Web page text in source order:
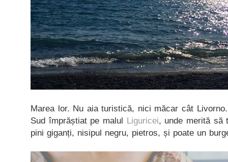
Marea lor. Nu aia turistică, nici măcar cât
Sud împrăștiat pe malul Liguricei, unde merită să
pini giganți, nisipul negru, pietros, și poate un